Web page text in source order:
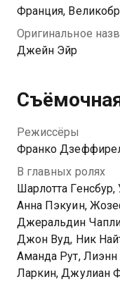
Рочестер. Между
чувства. Однако
тайна мистера
старинного замка.
Франция,
Оригинальное
Джейн Эйр
Режиссёры
Франко
В главных ролях
Шарлотта
Анна Пэкуин,
Джеральдин
Джон Вуд, Ник
Аманда Рут,
Ларкин, Джулиан